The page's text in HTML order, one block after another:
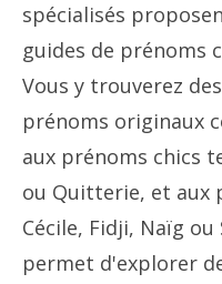
spécialisés
guides de prénoms
Vous y trouverez
prénoms originaux
aux prénoms chics
ou Quitterie, et aux
Cécile, Fidji, Naïg
permet d'explorer